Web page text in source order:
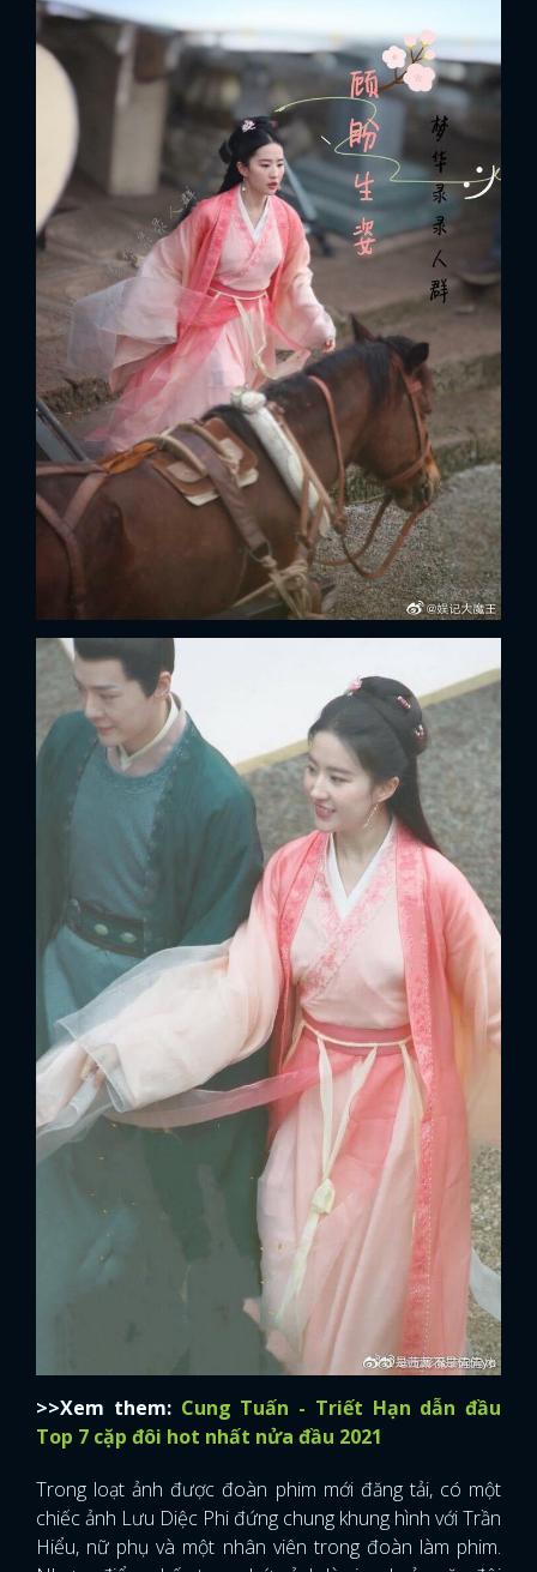
>>Xem them: Cung Tuấn - Triết Hạn dẫn đầu
Top 7 cặp đôi hot nhất nửa đầu 2021
Trong loạt ảnh được đoàn phim mới đăng tải, có một
chiếc ảnh Lưu Diệc Phi đứng chung khung hình với Trần
Hiểu, nữ phụ và một nhân viên trong đoàn làm phim.